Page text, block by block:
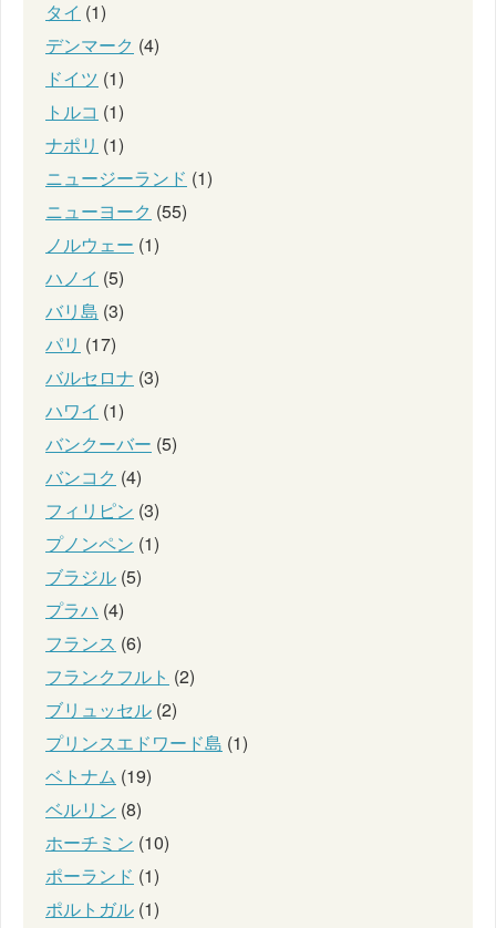
タイ (1)
デンマーク (4)
ドイツ (1)
トルコ (1)
ナポリ (1)
ニュージーランド (1)
ニューヨーク (55)
ノルウェー (1)
ハノイ (5)
バリ島 (3)
パリ (17)
バルセロナ (3)
ハワイ (1)
バンクーバー (5)
バンコク (4)
フィリピン (3)
プノンペン (1)
ブラジル (5)
プラハ (4)
フランス (6)
フランクフルト (2)
ブリュッセル (2)
プリンスエドワード島 (1)
ベトナム (19)
ベルリン (8)
ホーチミン (10)
ポーランド (1)
ポルトガル (1)